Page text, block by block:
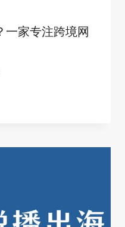
一家专注跨境网